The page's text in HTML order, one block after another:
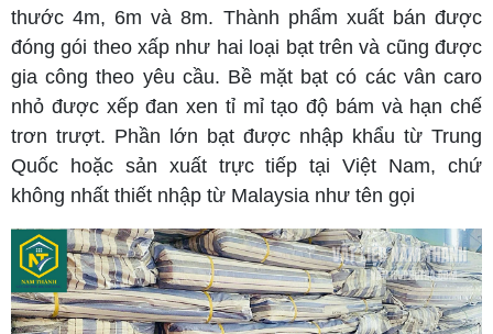
thước 4m, 6m và 8m. Thành phẩm xuất bán được
đóng gói theo xấp như hai loại bạt trên và cũng được
gia công theo yêu cầu. Bề mặt bạt có các vân caro
nhỏ được xếp đan xen tỉ mỉ tạo độ bám và hạn chế
trơn trượt. Phần lớn bạt được nhập khẩu từ Trung
Quốc hoặc sản xuất trực tiếp tại Việt Nam, chứ
không nhất thiết nhập từ Malaysia như tên gọi